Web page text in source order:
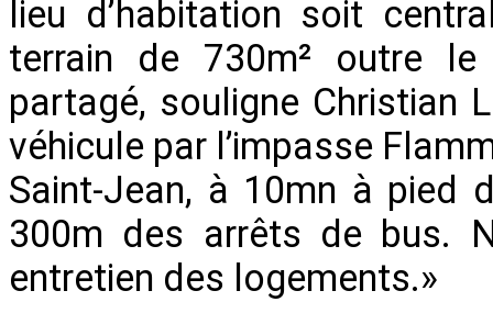
lieu d’habitation soit
terrain de 730m² outre
partagé, souligne Christian
véhicule par l’impasse
Saint-Jean, à 10mn à pied
300m des arrêts de bus.
entretien des logements.»